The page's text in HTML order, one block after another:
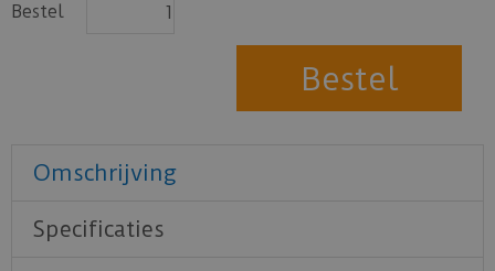
Bestel
Omschrijving
Specificaties